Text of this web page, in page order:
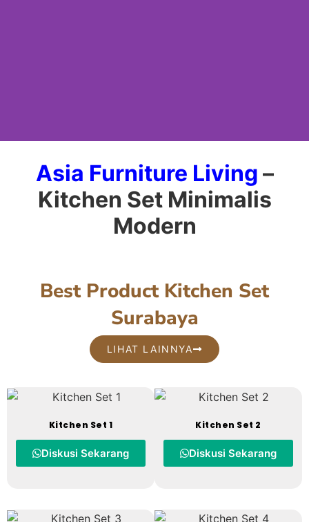
Kitchen Set
Surabaya
Profesional Terbaik
Lihat Detail
Asia Furniture Living –
Kitchen Set Minimalis
Modern
Best Product Kitchen Set
Surabaya
LIHAT LAINNYA
Kitchen Set 1
Diskusi Sekarang
Kitchen Set 2
Diskusi Sekarang